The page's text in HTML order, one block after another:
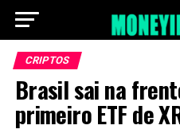
CRIPTOS
Brasil sai na
primeiro ETF de